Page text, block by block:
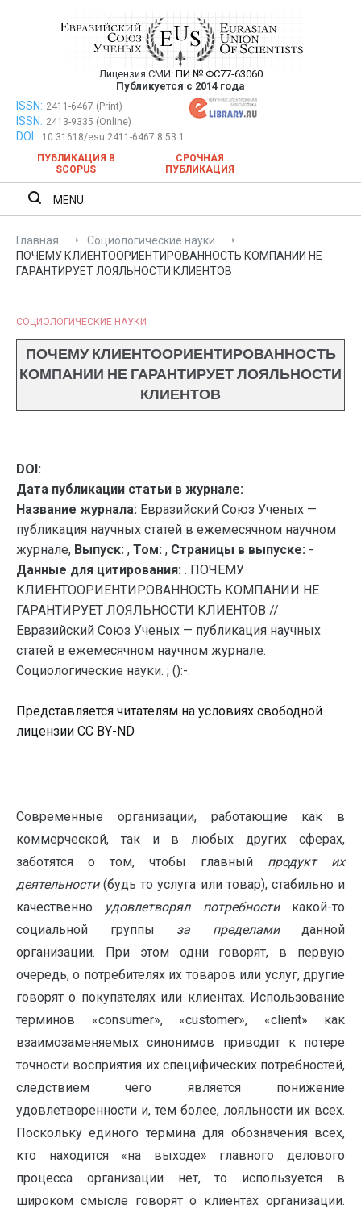
Евразийский Союз Ученых —
публикация научных статей в
ежемесячном научном журнале
Лицензия СМИ: ПИ № ФС77-63060
Публикуется с 2014 года
Евразийский Союз Ученых — публикация научных статей в
ежемесячном научном журнале
ISSN: 2411-6467 (Print)
ISSN: 2413-9335 (Online)
DOI:
10.31618/esu.2411-6467.8.53.1
ПУБЛИКАЦИЯ В
SCOPUS
СРОЧНАЯ
ПУБЛИКАЦИЯ
MENU
Главная
Социологические науки
ПОЧЕМУ КЛИЕНТООРИЕНТИРОВАННОСТЬ КОМПАНИИ НЕ
ГАРАНТИРУЕТ ЛОЯЛЬНОСТИ КЛИЕНТОВ
СОЦИОЛОГИЧЕСКИЕ НАУКИ
ПОЧЕМУ КЛИЕНТООРИЕНТИРОВАННОСТЬ
КОМПАНИИ НЕ ГАРАНТИРУЕТ ЛОЯЛЬНОСТИ
КЛИЕНТОВ
DOI:
Дата публикации статьи в журнале:
Название журнала: Евразийский Союз Ученых —
публикация научных статей в ежемесячном научном
журнале, Выпуск: , Том: , Страницы в выпуске: -
Данные для цитирования: . ПОЧЕМУ
КЛИЕНТООРИЕНТИРОВАННОСТЬ КОМПАНИИ НЕ
ГАРАНТИРУЕТ ЛОЯЛЬНОСТИ КЛИЕНТОВ //
Евразийский Союз Ученых — публикация научных
статей в ежемесячном научном журнале.
Социологические науки. ; ():-.
Представляется читателям на условиях свободной
лицензии CC BY-ND
Современные организации, работающие как в
коммерческой, так и в любых других сферах,
заботятся о том, чтобы главный продукт их
деятельности(будь то услуга или товар), стабильно и
качественно удовлетворял потребностикакой-то
социальной группы за пределамиданной
организации. При этом одни говорят, в первую
очередь, о потребителях их товаров или услуг, другие
говорят о покупателях или клиентах. Использование
терминов «consumer», «customer», «client» как
взаимозаменяемых синонимов приводит к потере
точности восприятия их специфических потребностей,
следствием чего является понижение
удовлетворенности и, тем более, лояльности их всех.
Поскольку единого термина для обозначения всех,
кто находится «на выходе» главного делового
процесса организации нет, то используется в
широком смысле говорят о клиентах организации.